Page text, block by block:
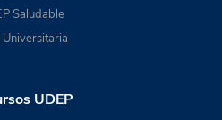
Saludable
UDEP